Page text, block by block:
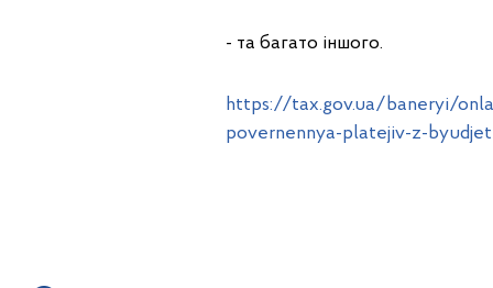
- та багато іншого.
https://tax.gov.ua/baneryi/
povernennya-platejiv-z-